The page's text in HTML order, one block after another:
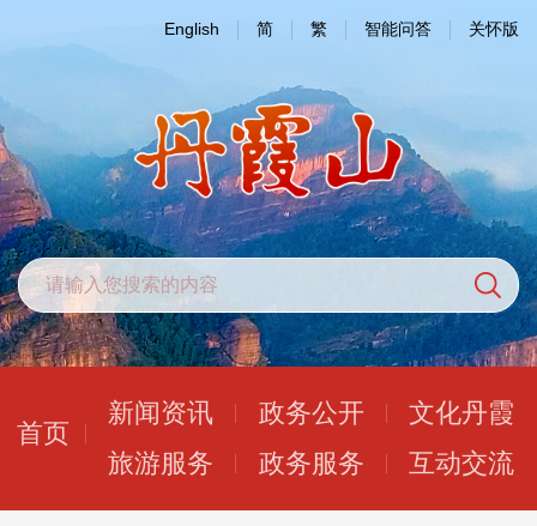
English 简 繁 智能问答 关怀版
首页
新闻资讯 政务公开
文化丹霞
旅游服务
政务服务 互动交流